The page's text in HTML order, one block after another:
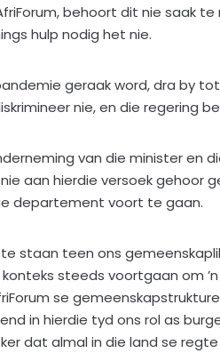
behoort dit nie saak
hulp nodig het nie.
geraak word, dra by
nie, en die regering
van die minister
aan hierdie versoek gehoor
departement voort te gaan.
staan teen ons
steeds voortgaan om
se
in hierdie tyd ons rol as
dat almal in die land se regte